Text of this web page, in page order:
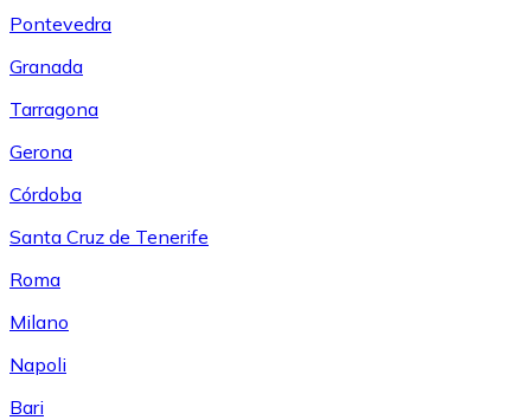
Pontevedra
Granada
Tarragona
Gerona
Córdoba
Santa Cruz de Tenerife
Roma
Milano
Napoli
Bari